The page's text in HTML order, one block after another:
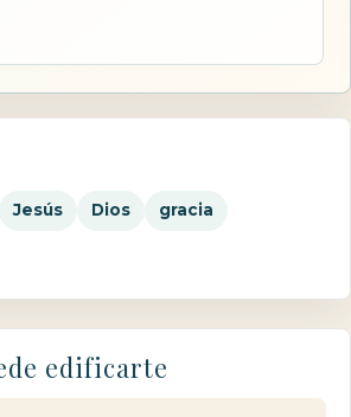
Jesús Dios gracia
edificarte